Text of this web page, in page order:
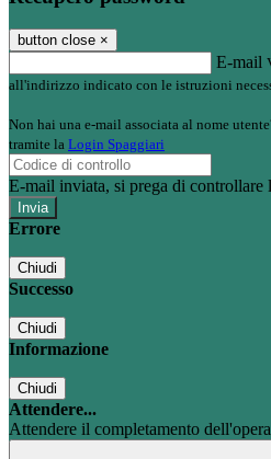
button close ×
E-mail
all'indirizzo indicato con le istruzioni
Non hai una e-mail associata al nome
tramite la Login Spaggiari
E-mail inviata, si prega di controllare
Errore
Chiudi
Successo
Chiudi
Informazione
Chiudi
Attendere...
Attendere il completamento